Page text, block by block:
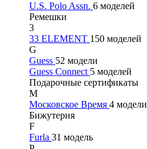
U.S. Polo Assn. 6 моделей
Ремешки
3
33 ELEMENT 150 моделей
G
Guess 52 модели
Guess Connect 5 моделей
Подарочные сертификаты
М
Московское Время 4 модели
Бижутерия
F
Furla 31 модель